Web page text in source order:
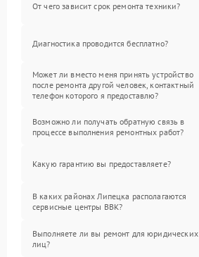
От чего зависит срок ремонта техники?
Диагностика проводится бесплатно?
Может ли вместо меня принять устройство
после ремонта другой человек, контактный
телефон которого я предоставлю?
Возможно ли получать обратную связь в
процессе выполнения ремонтных работ?
Какую гарантию вы предоставляете?
В каких районах Липецка располагаются
сервисные центры BBK?
Выполняете ли вы ремонт для юридических
лиц?